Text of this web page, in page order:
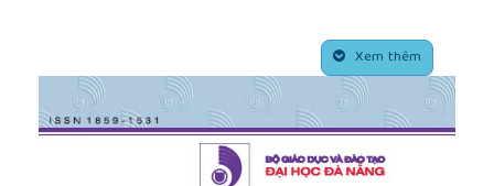
học và Công nghệ, Đại học Đà Nẵng, số 5, tập 28,
[4]Trần Mạnh Cường, “Đánh giá một số chỉ tiêu
chất lượng của các dòng bố mẹ phục vụ chọn tạo
giống lúa lai hai dòng chất lượng cao”, Tạp chí
Khoa học và Phát triển, tập 12, số 5, 2014, (650-
Xem thêm